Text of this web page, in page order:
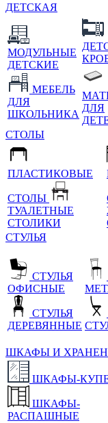
ДЕТСКАЯ
МОДУЛЬНЫЕ
ДЕТСКИЕ
МЕБЕЛЬ
ДЛЯ
ШКОЛЬНИКА
ДЛЯ
СТОЛЫ
ПЛАСТИКОВЫЕ
СТОЛЫ
ТУАЛЕТНЫЕ
СТОЛИКИ
СТУЛЬЯ
СТУЛЬЯ
ОФИСНЫЕ
СТУЛЬЯ
ДЕРЕВЯННЫЕ
ШКАФЫ И
ШКАФЫ-
ШКАФЫ-
РАСПАШНЫЕ